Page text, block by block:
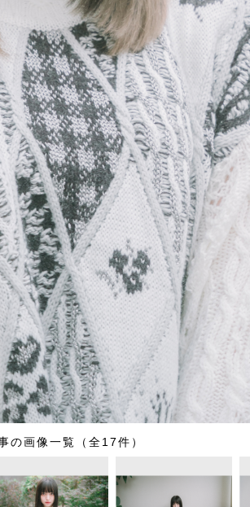
の画像一覧（全17件）